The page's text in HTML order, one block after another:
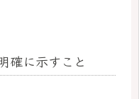
確に示すこと